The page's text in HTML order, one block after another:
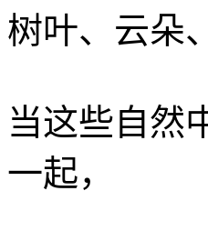
树叶、云朵
当这些自然
一起，